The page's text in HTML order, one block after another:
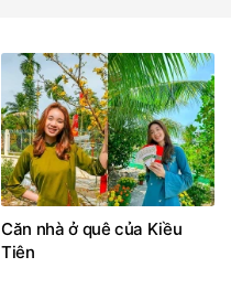
Căn nhà ở quê của Kiều
Tiên